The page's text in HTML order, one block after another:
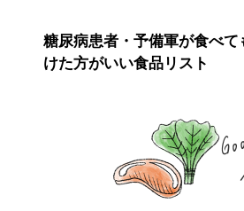
糖尿病患者・予備軍が食べて
けた方がいい食品リスト